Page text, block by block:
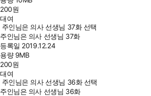
200원
대여
주인님은 의사 선생님 37화 선택
주인님은 의사 선생님 37화
등록일 2019.12.24
용량 9MB
200원
대여
주인님은 의사 선생님 36화 선택
주인님은 의사 선생님 36화